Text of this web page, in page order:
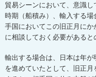
貿易シーンにおいて、意識
時期（船積み）、輸入する
手国においてこの旧正月に
に相談しておく必要があると
輸出する場合は、日本は年
を進めていたとして、旧正